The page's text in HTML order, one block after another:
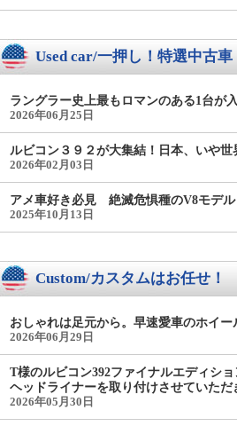
Used car/一押し！特選中古車
ラングラー史上最もロマンのある1台が
2026年06月25日
ルビコン３９２が大集結！日本、いや世
2026年02月03日
アメ車好き必見 絶滅危惧種のV8モデル
2025年10月13日
Custom/カスタムはお任せ！
おしゃれは足元から。早速愛車のホイー
2026年06月29日
T様のルビコン392ファイナルエディシ
ヘッドライナーを取り付けさせていただ
2026年05月30日